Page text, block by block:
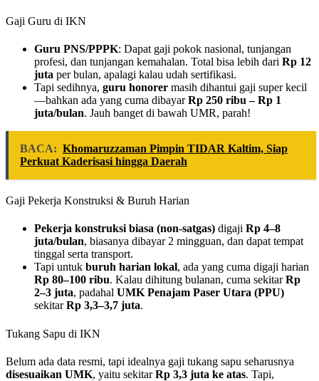
Gaji Guru di IKN
Guru PNS/PPPK: Dapat gaji pokok nasional, tunjangan
profesi, dan tunjangan kemahalan. Total bisa lebih dari Rp 12
juta per bulan, apalagi kalau udah sertifikasi.
Tapi sedihnya, guru honorer masih dihantui gaji super kecil
—bahkan ada yang cuma dibayarRp 250 ribu – Rp 1
juta/bulan. Jauh banget di bawah UMR, parah!
BACA: Khomaruzzaman Pimpin TIDAR Kaltim, Siap
Perkuat Kaderisasi hingga Daerah
Gaji Pekerja Konstruksi & Buruh Harian
Pekerja konstruksi biasa (non-satgas) digaji Rp 4–8
juta/bulan, biasanya dibayar 2 mingguan, dan dapat tempat
tinggal serta transport.
Tapi untuk buruh harian lokal, ada yang cuma digaji harian
Rp 80–100 ribu. Kalau dihitung bulanan, cuma sekitarRp
2–3 juta, padahal UMK Penajam Paser Utara (PPU)
sekitarRp 3,3–3,7 juta.
Tukang Sapu di IKN
Belum ada data resmi, tapi idealnya gaji tukang sapu seharusnya
disesuaikan UMK, yaitu sekitarRp 3,3 juta ke atas. Tapi,